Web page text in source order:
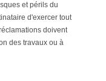
et périls du
d'exercer tout
doivent
des travaux ou à